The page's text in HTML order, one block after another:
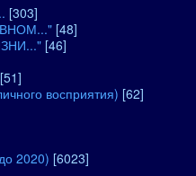
[303]
[48]
[46]
[51]
восприятия) [62]
2020) [6023]